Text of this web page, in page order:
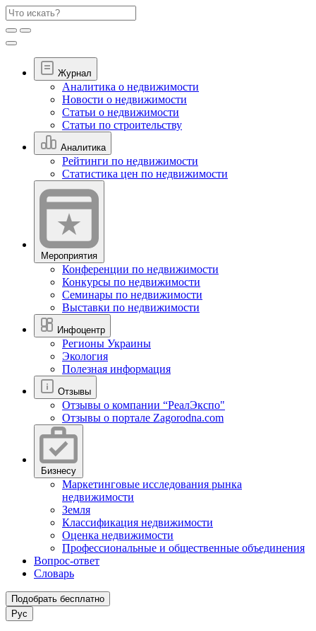
Журнал
Аналитика о недвижимости
Новости о недвижимости
Статьи о недвижимости
Статьи по строительству
Аналитика
Рейтинги по недвижимости
Статистика цен по недвижимости
Мероприятия
Конференции по недвижимости
Конкурсы по недвижимости
Семинары по недвижимости
Выставки по недвижимости
Инфоцентр
Регионы Украины
Экология
Полезная информация
Отзывы
Отзывы о компании “РеалЭкспо"
Отзывы о портале Zagorodna.com
Бизнесу
Маркетинговые исследования рынка
недвижимости
Земля
Классификация недвижимости
Оценка недвижимости
Профессиональные и общественные объединения
Вопрос-ответ
Словарь
Подобрать бесплатно
Рус